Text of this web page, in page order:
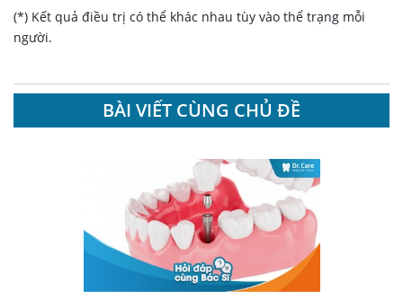
(*) Kết quả điều trị có thể khác nhau tùy vào thể trạng mỗi
người.
BÀI VIẾT CÙNG CHỦ ĐỀ